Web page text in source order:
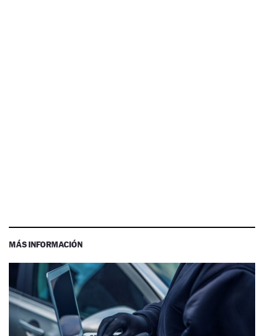
MÁS INFORMACIÓN